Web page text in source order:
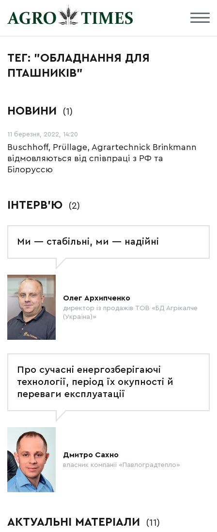
ТЕГ: "ОБЛАДНАННЯ ДЛЯ
ПТАШНИКІВ"
НОВИНИ (1)
11 березня, 2022, 14:20
Buschhoff, Prüllage, Agrartechnick Brinkmann
відмовляються від співпраці з РФ та
Білоруссю
ІНТЕРВ'Ю (2)
Ми — стабільні, ми — надійні
Олег Архипченко
директор із продажів ТОВ «БД Агрікалче
(Україна)»
Про сучасні енергозберігаючі
технології, період їх окупності й
переваги експлуатації
Дмитро Сахно
власник компанії «Павлоградтепло»
АКТУАЛЬНІ МАТЕРІАЛИ (11)